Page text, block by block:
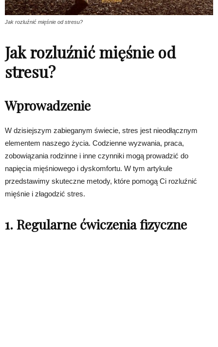
Jak rozluźnić mięśnie od stresu?
Jak rozluźnić mięśnie od
stresu?
Wprowadzenie
W dzisiejszym zabieganym świecie, stres jest nieodłącznym
elementem naszego życia. Codzienne wyzwania, praca,
zobowiązania rodzinne i inne czynniki mogą prowadzić do
napięcia mięśniowego i dyskomfortu. W tym artykule
przedstawimy skuteczne metody, które pomogą Ci rozluźnić
mięśnie i złagodzić stres.
1. Regularne ćwiczenia fizyczne